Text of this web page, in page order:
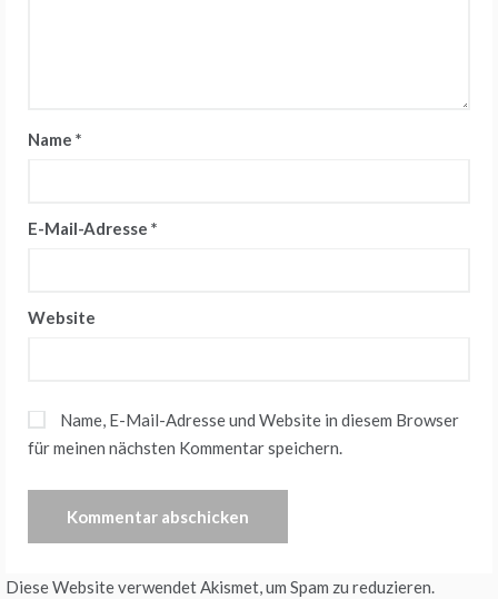
Name *
E-Mail-Adresse *
Website
Name, E-Mail-Adresse und Website in diesem Browser
für meinen nächsten Kommentar speichern.
Diese Website verwendet Akismet, um Spam zu reduzieren.